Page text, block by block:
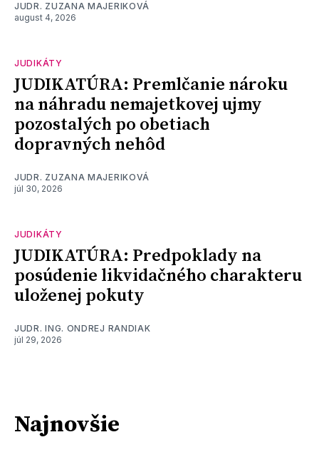
JUDR. ZUZANA MAJERIKOVÁ
august 4, 2026
JUDIKÁTY
JUDIKATÚRA: Premlčanie nároku
na náhradu nemajetkovej ujmy
pozostalých po obetiach
dopravných nehôd
JUDR. ZUZANA MAJERIKOVÁ
júl 30, 2026
JUDIKÁTY
JUDIKATÚRA: Predpoklady na
posúdenie likvidačného charakteru
uloženej pokuty
JUDR. ING. ONDREJ RANDIAK
júl 29, 2026
Najnovšie